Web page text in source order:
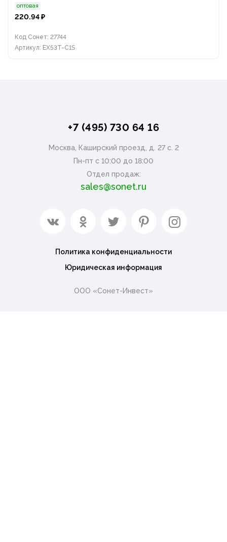
оптовая
220.94 ₽
Код Сонет: 27744
Артикул: EX53T-C1S
+7 (495) 730 64 16
Москва, Каширский проезд, д. 27 с. 2
Пн-пт с 10:00 до 18:00
Отдел продаж:
sales@sonet.ru
Политика конфиденциальности
Юридическая информация
ООО «Сонет-Инвест»